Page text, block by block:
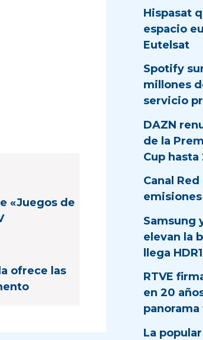
«Juegos de
ofrece las
Hispasat
espacio
Eutelsat
Spotify
millones
servicio
DAZN
de la
Cup hasta
Canal
Samsung
elevan la
llega
RTVE
en 20
La